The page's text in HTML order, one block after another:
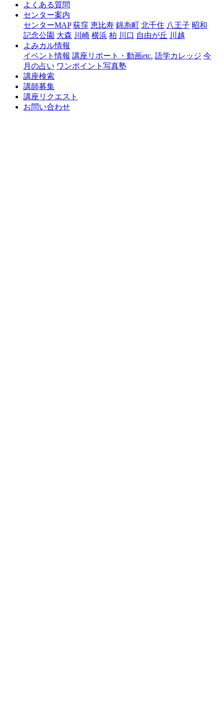
よくある質問
センター案内
センターMAP 荻窪 恵比寿 錦糸町 北千住 八王子 昭和
記念公園 大森 川崎 横浜 柏 川口 自由が丘 川越
よみカル情報
イベント情報 講座リポート・動画etc. 語学カレッジ 今
月の占い ワンポイント写真塾
講座検索
講師募集
講座リクエスト
お問い合わせ